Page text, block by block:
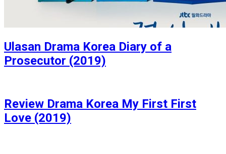
Ulasan Drama Korea Diary of a
Prosecutor (2019)
Review Drama Korea My First First
Love (2019)